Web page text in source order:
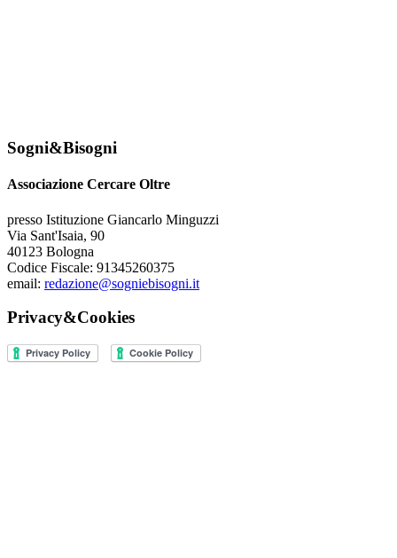
Sogni&Bisogni
Associazione Cercare Oltre
presso Istituzione Giancarlo Minguzzi
Via Sant'Isaia, 90
40123 Bologna
Codice Fiscale: 91345260375
email: redazione@sogniebisogni.it
Privacy&Cookies